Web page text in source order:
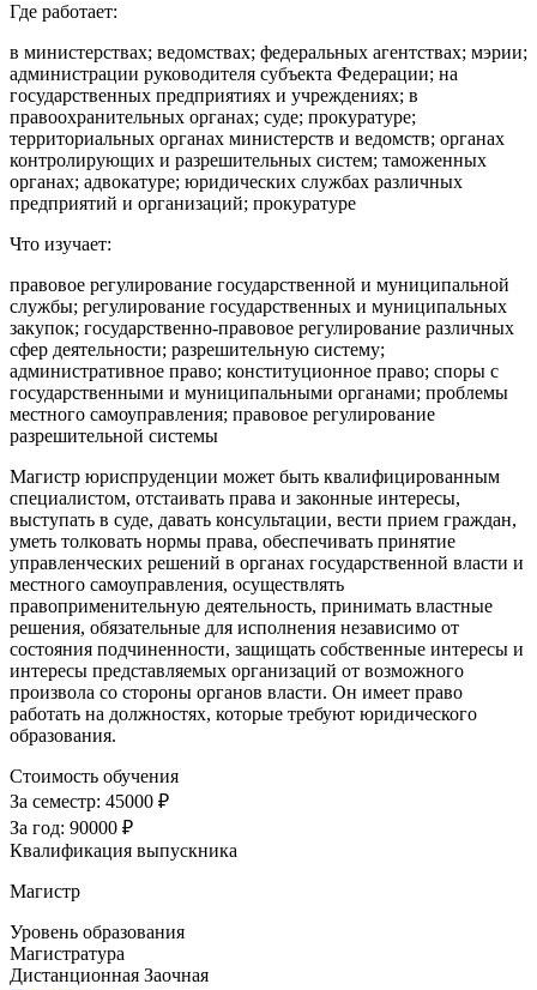
Где работает:
в министерствах; ведомствах; федеральных агентствах; мэрии;
администрации руководителя субъекта Федерации; на
государственных предприятиях и учреждениях; в
правоохранительных органах; суде; прокуратуре;
территориальных органах министерств и ведомств; органах
контролирующих и разрешительных систем; таможенных
органах; адвокатуре; юридических службах различных
предприятий и организаций; прокуратуре
Что изучает:
правовое регулирование государственной и муниципальной
службы; регулирование государственных и муниципальных
закупок; государственно-правовое регулирование различных
сфер деятельности; разрешительную систему;
административное право; конституционное право; споры с
государственными и муниципальными органами; проблемы
местного самоуправления; правовое регулирование
разрешительной системы
Магистр юриспруденции может быть квалифицированным
специалистом, отстаивать права и законные интересы,
выступать в суде, давать консультации, вести прием граждан,
уметь толковать нормы права, обеспечивать принятие
управленческих решений в органах государственной власти и
местного самоуправления, осуществлять
правоприменительную деятельность, принимать властные
решения, обязательные для исполнения независимо от
состояния подчиненности, защищать собственные интересы и
интересы представляемых организаций от возможного
произвола со стороны органов власти. Он имеет право
работать на должностях, которые требуют юридического
образования.
Стоимость обучения
За семестр: 45000 ₽
За год: 90000 ₽
Квалификация выпускника
Магистр
Уровень образования
Магистратура
Дистанционная Заочная